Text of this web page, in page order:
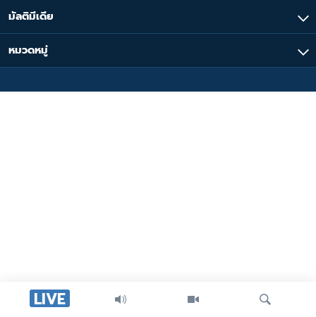
LIVE
มัลติมีเดีย
หมวดหมู่